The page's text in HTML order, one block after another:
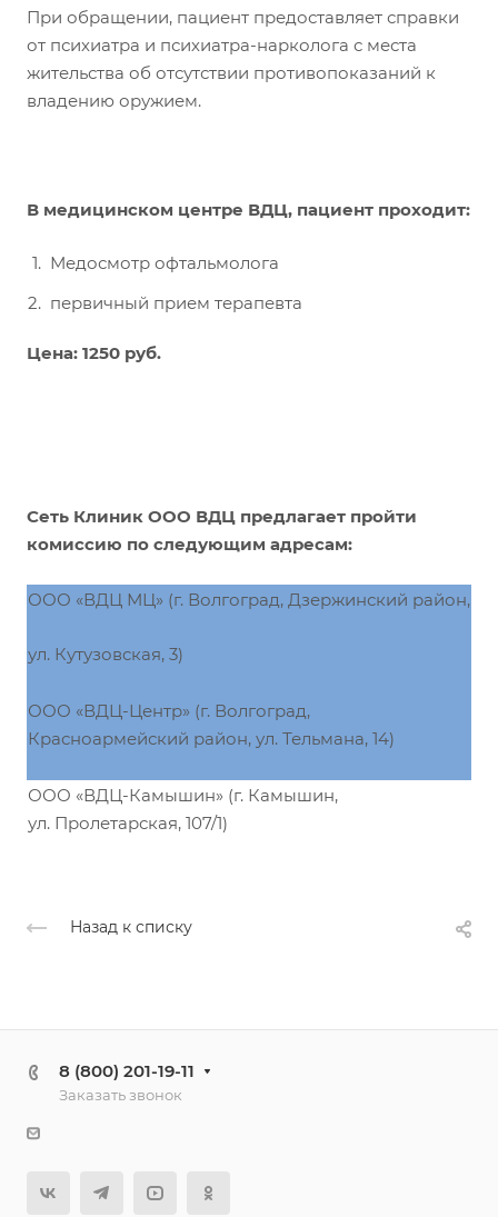
При обращении, пациент предоставляет справки
от психиатра и психиатра-нарколога с места
жительства об отсутствии противопоказаний к
владению оружием.
В медицинском центре ВДЦ, пациент проходит:
Медосмотр офтальмолога
первичный прием терапевта
Цена: 1250 руб.
Сеть Клиник ООО ВДЦ предлагает пройти
комиссию по следующим адресам:
ООО «ВДЦ МЦ» (г. Волгоград, Дзержинский район,
ул. Кутузовская, 3)
ООО «ВДЦ-Центр» (г. Волгоград,
Красноармейский район, ул. Тельмана, 14)
ООО «ВДЦ-Камышин» (г. Камышин,
ул. Пролетарская, 107/1)
Назад к списку
8 (800) 201-19-11
Заказать звонок